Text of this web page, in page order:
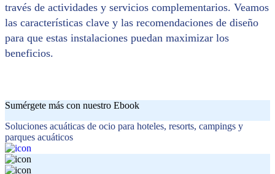
través de actividades y servicios complementarios. Veamos
las características clave y las recomendaciones de diseño
para que estas instalaciones puedan maximizar los
beneficios.
Sumérgete más con nuestro Ebook
Soluciones acuáticas de ocio para hoteles, resorts, campings y
parques acuáticos